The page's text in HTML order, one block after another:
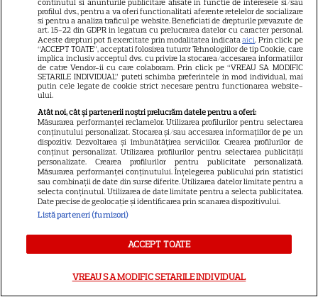
13
Scott Thomas, din nou mamă
și fiică pe ecran în „My
Mother's Wedding”. Când
apare filmul pe SkyShowtime
9
Jamie Campbell Bower, starul
din „Stranger Things”, intră în
universul „Stăpânul Inelelor”.
Ce rol legendar va interpreta în
sezonul 3
5
„Palatul de Est”, noul fenomen
blestemat, fantomele și
profilul dvs., pentru a va oferi functionalitati aferente retelelor de socializare
si pentru a analiza traficul pe website. Beneficiati de drepturile prevazute de
art. 15-22 din GDPR in legatura cu prelucrarea datelor cu caracter personal.
Aceste drepturi pot fi exercitate prin modalitatea indicataaici. Prin click pe
“ACCEPT TOATE”, acceptati folosirea tuturor Tehnologiilor de tip Cookie, care
implica inclusiv acceptul dvs. cu privire la stocarea/accesarea informatiilor
de catre Vendor-ii cu care colaboram. Prin click pe “VREAU SA MODIFIC
SETARILE INDIVIDUAL” puteti schimba preferintele in mod individual, mai
putin cele legate de cookie strict necesare pentru functionarea website-
ului.
Atât noi, cât și partenerii noștri prelucrăm datele pentru a oferi:
Măsurarea performanței reclamelor. Utilizarea profilurilor pentru selectarea
conținutului personalizat. Stocarea și/sau accesarea informațiilor de pe un
dispozitiv. Dezvoltarea și îmbunătățirea serviciilor. Crearea profilurilor de
conținut personalizat. Utilizarea profilurilor pentru selectarea publicității
personalizate. Crearea profilurilor pentru publicitate personalizată.
Măsurarea performanței conținutului. Înțelegerea publicului prin statistici
sau combinații de date din surse diferite. Utilizarea datelor limitate pentru a
selecta conținutul. Utilizarea de date limitate pentru a selecta publicitatea.
Date precise de geolocație și identificarea prin scanarea dispozitivului.
Listă parteneri (furnizori)
ACCEPT TOATE
VREAU SA MODIFIC SETARILE INDIVIDUAL